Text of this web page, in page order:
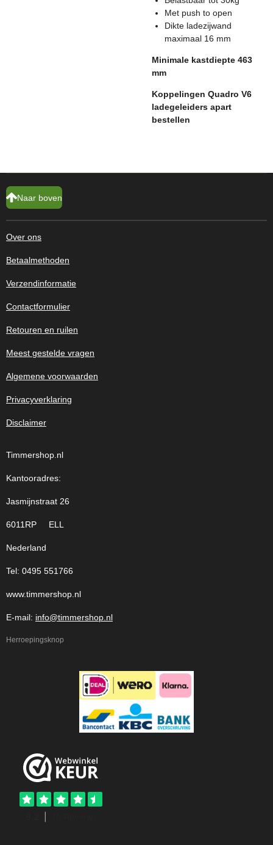
Met push to open
Dikte ladezijwand
maximaal 16 mm
Minimale kastdiepte 463
mm
Koppelingen Quadro V6
ladegeleiders apart
bestellen
Naar boven
Over ons
Betaalmethoden
Verzendinformatie
Contactformulier
Retouren en ruilen
Meest gestelde vragen
Algemene voorwaarden
Privacyverklaring
Disclaimer
Timmershop.nl
Kantooradres:
Jasmijnstraat 26
6011RP ELL
Nederland
Tel: 0495 551766
www.timmershop.nl
E-mail: info@timmershop.nl
Herroepingsknop